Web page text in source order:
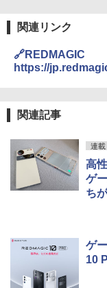
関連リンク
🔗REDMAGIC
https://
関連記事
連載
高
ゲ
ち
ゲ
10